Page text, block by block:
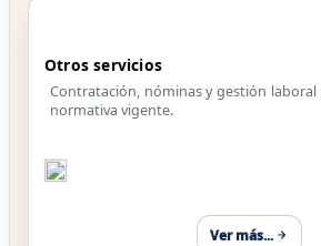
Otros servicios
Contratación, nóminas y gestión laboral
normativa vigente.
Ver más...